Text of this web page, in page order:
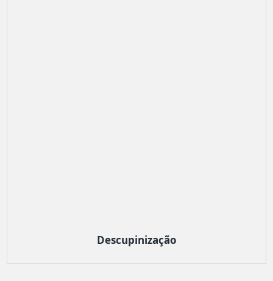
Descupinização